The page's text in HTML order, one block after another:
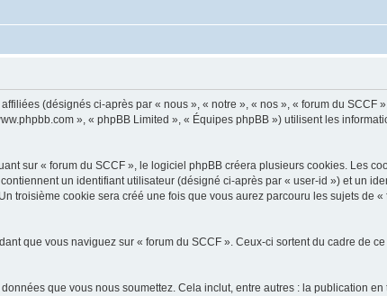
(désignés ci-après par « nous », « notre », « nos », « forum du SCCF
», « phpBB Limited », « Équipes phpBB ») utilisent les
sur « forum du SCCF », le logiciel phpBB créera plusieurs cookies. Les
un identifiant utilisateur (désigné ci-après par « user-id ») et un
troisième cookie sera créé une fois que vous aurez parcouru les sujets de
que vous naviguez sur « forum du SCCF ». Ceux-ci sortent du cadre de
que vous nous soumettez. Cela inclut, entre autres : la publication